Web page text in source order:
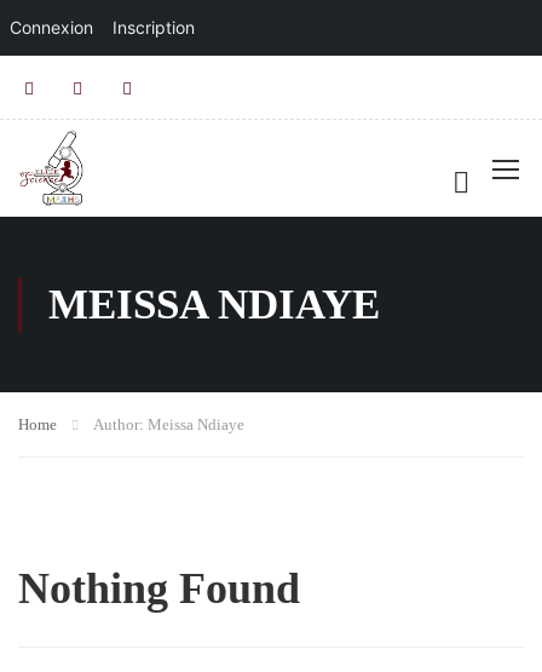
Connexion Inscription
MEISSA NDIAYE
Home Author: Meissa Ndiaye
Nothing Found